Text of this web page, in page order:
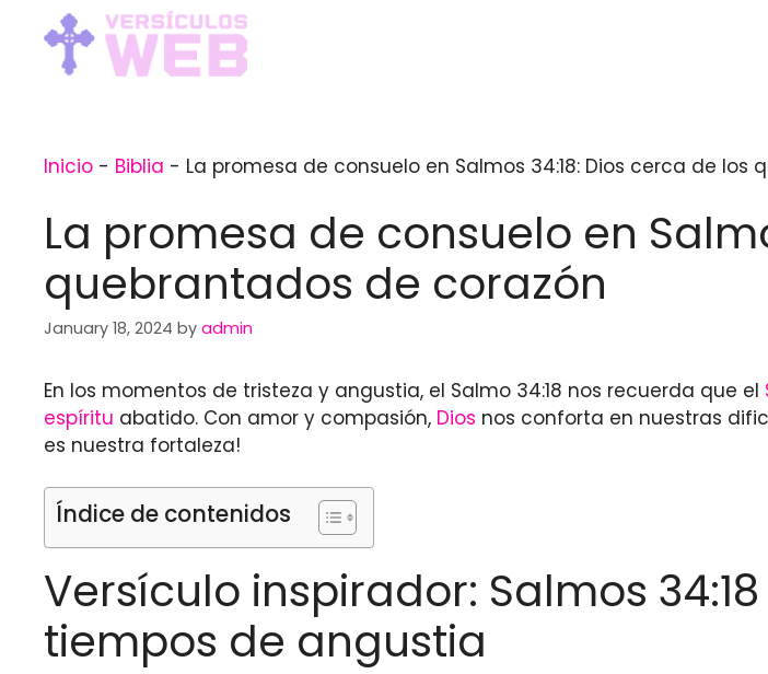
content
Inicio - Biblia - La promesa de consuelo en Salmos 34:18: Dios cerca de los
La promesa de consuelo en
quebrantados de corazón
January 18, 2024 by admin
En los momentos de tristeza y angustia, el Salmo 34:18 nos recuerda que el
espíritu abatido. Con amor y compasión, Dios nos conforta en nuestras
es nuestra fortaleza!
Índice de contenidos
Versículo inspirador: Salmos
tiempos de angustia